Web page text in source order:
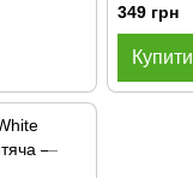
349 грн
Купити